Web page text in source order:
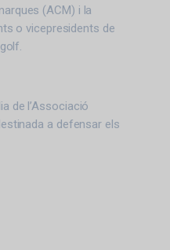
(ACM) i la
o vicepresidents de
de l’Associació
a defensar els